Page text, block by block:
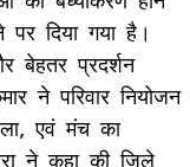
दिया गया है।
बेहतर प्रदर्शन
ने परिवार नियोजन
एवं मंच का